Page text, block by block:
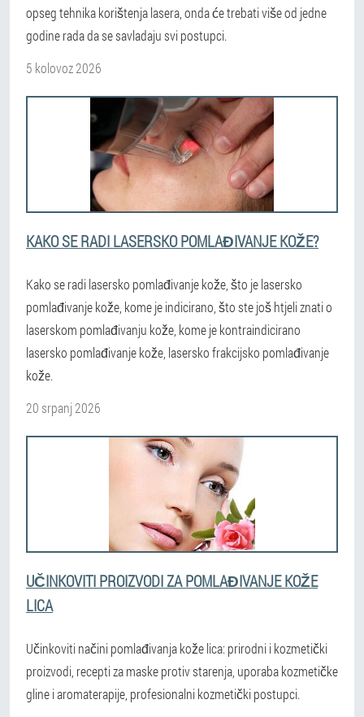
opseg tehnika korištenja lasera, onda će trebati više od jedne
godine rada da se savladaju svi postupci.
5 kolovoz 2026
KAKO SE RADI LASERSKO POMLAĐIVANJE KOŽE?
Kako se radi lasersko pomlađivanje kože, što je lasersko
pomlađivanje kože, kome je indicirano, što ste još htjeli znati o
laserskom pomlađivanju kože, kome je kontraindicirano
lasersko pomlađivanje kože, lasersko frakcijsko pomlađivanje
kože.
20 srpanj 2026
UČINKOVITI PROIZVODI ZA POMLAĐIVANJE KOŽE
LICA
Učinkoviti načini pomlađivanja kože lica: prirodni i kozmetički
proizvodi, recepti za maske protiv starenja, uporaba kozmetičke
gline i aromaterapije, profesionalni kozmetički postupci.